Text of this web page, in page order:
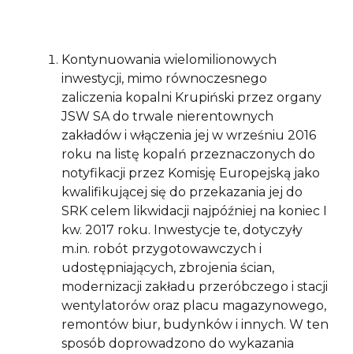
Kontynuowania wielomilionowych
inwestycji, mimo równoczesnego
zaliczenia kopalni Krupiński przez organy
JSW SA do trwale nierentownych
zakładów i włączenia jej w wrześniu 2016
roku na listę kopalń przeznaczonych do
notyfikacji przez Komisję Europejską jako
kwalifikującej się do przekazania jej do
SRK celem likwidacji najpóźniej na koniec I
kw. 2017 roku. Inwestycje te, dotyczyły
m.in. robót przygotowawczych i
udostępniających, zbrojenia ścian,
modernizacji zakładu przeróbczego i stacji
wentylatorów oraz placu magazynowego,
remontów biur, budynków i innych. W ten
sposób doprowadzono do wykazania